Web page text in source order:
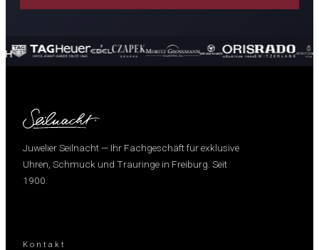
Juwelier Seilnacht — Ihr Fachgeschäft für exklusive
Uhren, Schmuck und Trauringe in Freiburg. Seit
1900.
Kontakt